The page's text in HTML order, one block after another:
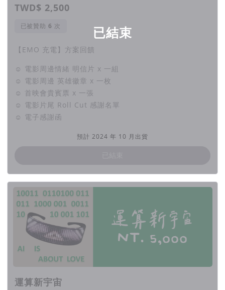
幫助萬名學生認識情緒、學習陪伴，彼此同理。
已結束
TWD$ 2,500
已被贊助 次
【EMO 充電】方案回饋
☺ 電影周邊情緒 明信片 x 一組
☺ 電影周邊 英雄徽章 x 一枚
☺ 首映會貴賓票 x 一張
☺ 電影片尾 Roll Cut 感謝名單
☺ 電子感謝函
預計 2024 年 10 月出貨
運算新宇宙